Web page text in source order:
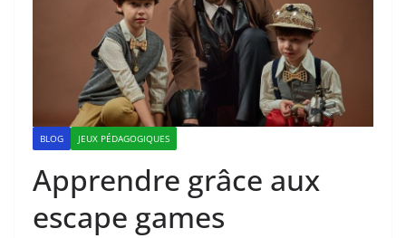
BLOG JEUX PÉDAGOGIQUES
Apprendre grâce aux
escape games